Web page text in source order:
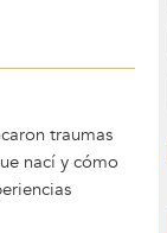
traumas
nací y cómo